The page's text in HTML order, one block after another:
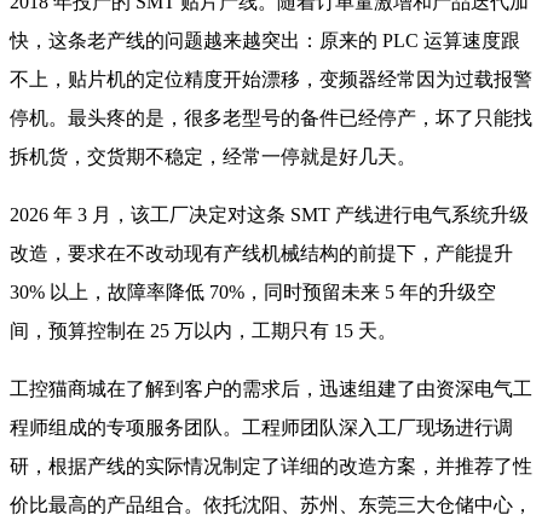
快，这条老产线的问题越来越突出：原来的 PLC 运算速度跟
不上，贴片机的定位精度开始漂移，变频器经常因为过载报警
停机。最头疼的是，很多老型号的备件已经停产，坏了只能找
拆机货，交货期不稳定，经常一停就是好几天。
2026 年 3 月，该工厂决定对这条 SMT 产线进行电气系统升级
改造，要求在不改动现有产线机械结构的前提下，产能提升
30% 以上，故障率降低 70%，同时预留未来 5 年的升级空
间，预算控制在 25 万以内，工期只有 15 天。
工控猫商城在了解到客户的需求后，迅速组建了由资深电气工
程师组成的专项服务团队。工程师团队深入工厂现场进行调
研，根据产线的实际情况制定了详细的改造方案，并推荐了性
价比最高的产品组合。依托沈阳、苏州、东莞三大仓储中心，